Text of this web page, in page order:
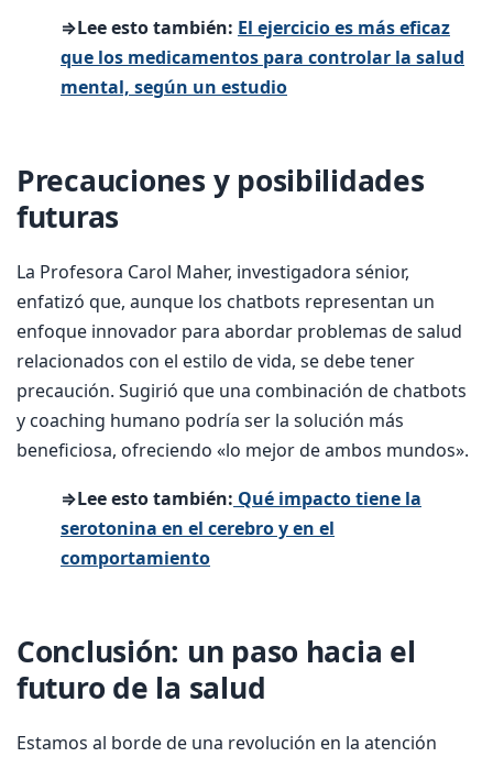
⇒Lee esto también: El ejercicio es más eficaz
que los medicamentos para controlar la salud
mental, según un estudio
Precauciones y posibilidades
futuras
La Profesora Carol Maher, investigadora sénior,
enfatizó que, aunque los chatbots representan un
enfoque innovador para abordar problemas de salud
relacionados con el estilo de vida, se debe tener
precaución. Sugirió que una combinación de chatbots
y coaching humano podría ser la solución más
beneficiosa, ofreciendo «lo mejor de ambos mundos».
⇒Lee esto también: Qué impacto tiene la
serotonina en el cerebro y en el
comportamiento
Conclusión: un paso hacia el
futuro de la salud
Estamos al borde de una revolución en la atención